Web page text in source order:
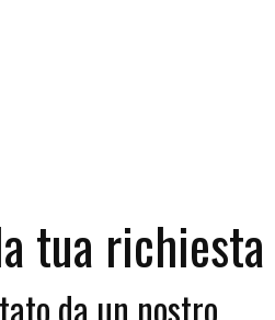
tua richiesta
da un nostro